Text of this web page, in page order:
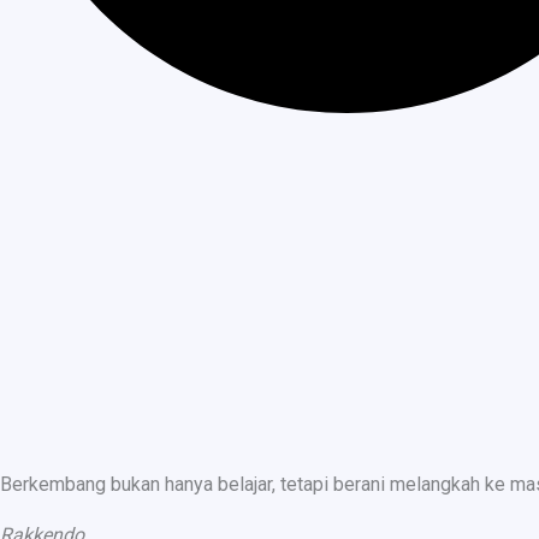
Berkembang bukan hanya belajar, tetapi berani melangkah ke